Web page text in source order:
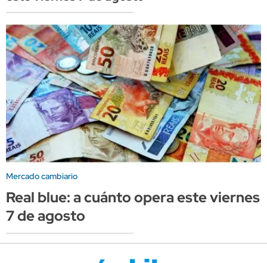
Mercado cambiario
Real blue: a cuánto opera este viernes
7 de agosto